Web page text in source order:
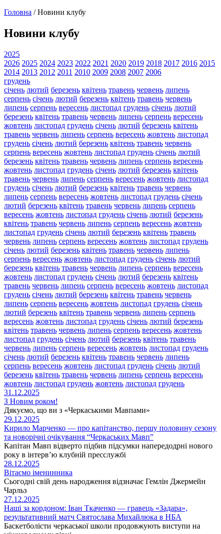
Головна /Новини клубу
Новини клубу
2025
2026 2025 2024 2023 2022 2021 2020 2019 2018 2017 2016 2015
2014 2013 2012 2011 2010 2009 2008 2007 2006
грудень
січень лютий березень квітень травень червень липень
серпень січень лютий березень квітень травень червень
липень серпень вересень листопад грудень січень лютий
березень квітень травень червень липень серпень вересень
жовтень листопад грудень січень лютий березень квітень
травень червень липень серпень вересень жовтень листопад
грудень січень лютий березень квітень травень червень
серпень вересень жовтень листопад грудень січень лютий
березень квітень травень червень липень серпень вересень
жовтень листопад грудень січень лютий березень квітень
травень червень липень серпень вересень жовтень листопад
грудень січень лютий березень квітень травень червень
липень серпень вересень жовтень листопад грудень січень
лютий березень квітень травень червень липень серпень
вересень жовтень листопад грудень січень лютий березень
квітень травень червень липень серпень вересень жовтень
листопад грудень січень лютий березень квітень травень
червень липень серпень вересень жовтень листопад грудень
січень лютий березень квітень травень червень липень
серпень вересень жовтень листопад грудень січень лютий
березень квітень травень червень липень серпень вересень
жовтень листопад грудень січень лютий березень квітень
травень червень липень серпень вересень жовтень листопад
грудень січень лютий березень квітень травень червень
липень серпень вересень жовтень листопад грудень січень
лютий березень квітень травень червень липень серпень
вересень жовтень листопад грудень січень лютий березень
квітень травень червень липень серпень вересень жовтень
листопад грудень січень лютий березень квітень травень
червень липень серпень вересень жовтень листопад грудень
січень лютий березень квітень травень червень липень
серпень вересень жовтень листопад грудень січень лютий
березень квітень травень червень липень серпень вересень
жовтень листопад грудень жовтень листопад грудень
31.12.2025
З Новим роком!
Дякуємо, що ви з «Черкаськими Мавпами»
29.12.2025
Кирило Марченко — про капітанство, першу половину сезону
та новорічні очікування “Черкаських Мавп”
Капітан Мавп відверто підбив підсумки напередодрні нового
року в інтерв’ю клубній пресслужбі
28.12.2025
Вітаємо іменинника
Сьогодні свій день народження відзначає Гемлін Джермейн
Чарльз
27.12.2025
Наші за кордоном: Іван Ткаченко — гравець «Задара»,
результативний матч Святослава Михайлюка в НБА
Баскетболісти черкаської школи продовжують виступи на